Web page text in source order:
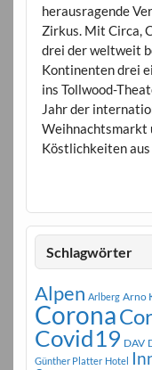
herausragende
Zirkus. Mit Circa,
drei der weltweit
Kontinenten drei
ins Tollwood-
Jahr der
Weihnachtsmarkt
Köstlichkeiten
Schlagwörter
Alpen Arlberg Arno
Corona
Covid19 DAV
Günther Platter Hotel